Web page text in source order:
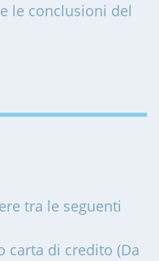
le conclusioni del
tra le seguenti
carta di credito (Da